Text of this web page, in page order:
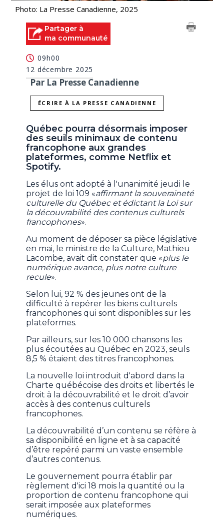
Photo: La Presse Canadienne, 2025
Partager à
ma communauté
09h00
12 décembre 2025
Par La Presse Canadienne
ÉCRIRE À LA PRESSE CANADIENNE
Québec pourra désormais imposer
des seuils minimaux de contenu
francophone aux grandes
plateformes, comme Netflix et
Spotify.
Les élus ont adopté à l'unanimité jeudi le
projet de loi 109 «affirmant la souveraineté
culturelle du Québec et édictant la Loi sur
la découvrabilité des contenus culturels
francophones».
Au moment de déposer sa pièce législative
en mai, le ministre de la Culture, Mathieu
Lacombe, avait dit constater que «plus le
numérique avance, plus notre culture
recule».
Selon lui, 92 % des jeunes ont de la
difficulté à repérer les biens culturels
francophones qui sont disponibles sur les
plateformes.
Par ailleurs, sur les 10 000 chansons les
plus écoutées au Québec en 2023, seuls
8,5 % étaient des titres francophones.
La nouvelle loi introduit d'abord dans la
Charte québécoise des droits et libertés le
droit à la découvrabilité et le droit d’avoir
accès à des contenus culturels
francophones.
La découvrabilité d’un contenu se réfère à
sa disponibilité en ligne et à sa capacité
d’être repéré parmi un vaste ensemble
d’autres contenus.
Le gouvernement pourra établir par
règlement d'ici 18 mois la quantité ou la
proportion de contenu francophone qui
serait imposée aux plateformes
numériques.